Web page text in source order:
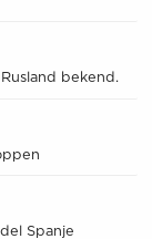
bekend.
Spanje